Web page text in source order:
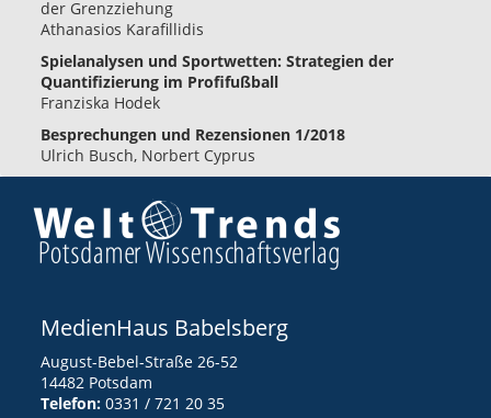
der Grenzziehung
Athanasios Karafillidis
Spielanalysen und Sportwetten: Strategien der
Quantifizierung im Profifußball
Franziska Hodek
Besprechungen und Rezensionen 1/2018
Ulrich Busch, Norbert Cyprus
MedienHaus Babelsberg
August-Bebel-Straße 26-52
14482 Potsdam
Telefon: 0331 / 721 20 35